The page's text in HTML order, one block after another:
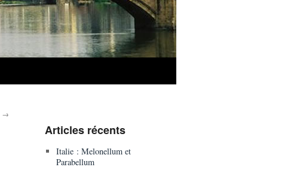
→
Articles récents
Italie : Melonellum et
Parabellum